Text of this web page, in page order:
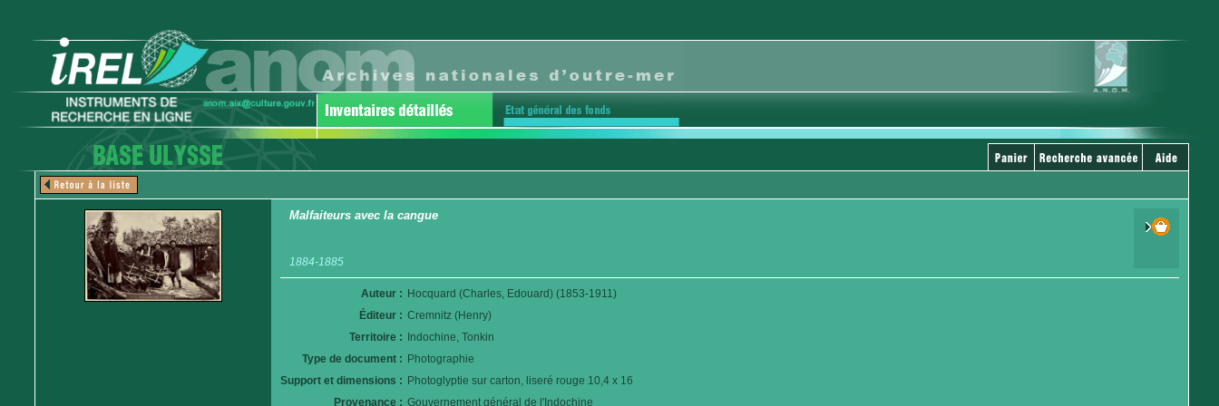
Malfaiteurs avec la cangue
1884-1885
Auteur : Hocquard (Charles, Edouard) (1853-1911)
Éditeur : Cremnitz (Henry)
Territoire :
Indochine, Tonkin
Type de document : Photographie
Support et dimensions : Photoglyptie sur carton, liseré rouge 10,4 x 16
Provenance : Gouvernement général de l'Indochine